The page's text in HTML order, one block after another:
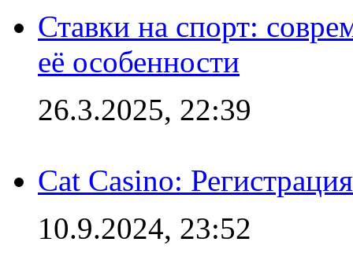
Ставки на спорт:
её особенности
26.3.2025, 22:39
Cat Casino:
10.9.2024, 23:52